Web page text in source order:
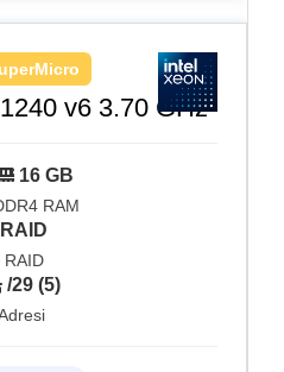
v6 3.70 GHz
16 GB
RAM
RAID
RAID
/29 (5)